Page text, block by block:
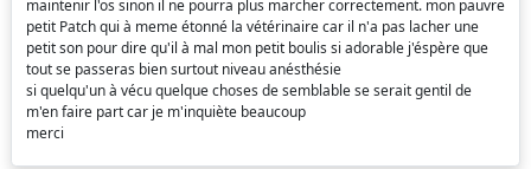
maintenir l'os sinon il ne pourra plus marcher correctement. mon pauvre
petit Patch qui à meme étonné la vétérinaire car il n'a pas lacher une
petit son pour dire qu'il à mal mon petit boulis si adorable j'éspère que
tout se passeras bien surtout niveau anésthésie
si quelqu'un à vécu quelque choses de semblable se serait gentil de
m'en faire part car je m'inquiète beaucoup
merci